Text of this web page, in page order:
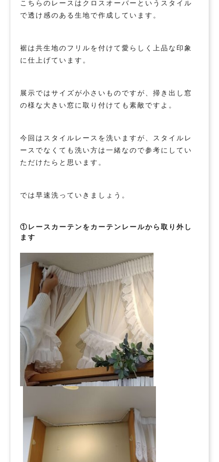
こちらのレースはクロスオーバーというスタイル
で透け感のある生地で作成しています。
裾は共生地のフリルを付けて愛らしく上品な印象
に仕上げています。
展示ではサイズが小さいものですが、掃き出し窓
の様な大きい窓に取り付けても素敵ですよ。
今回はスタイルレースを洗いますが、スタイルレ
ースでなくても洗い方は一緒なので参考にしてい
ただけたらと思います。
では早速洗っていきましょう。
①レースカーテンをカーテンレールから取り外し
ます